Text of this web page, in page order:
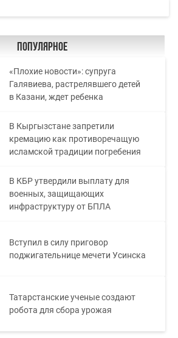
Популярное
«Плохие новости»: супруга
Галявиева, растрелявшего детей
в Казани, ждет ребенка
В Кыргызстане запретили
кремацию как противоречащую
исламской традиции погребения
В КБР утвердили выплату для
военных, защищающих
инфраструктуру от БПЛА
Вступил в силу приговор
поджигательнице мечети Усинска
Татарстанские ученые создают
робота для сбора урожая